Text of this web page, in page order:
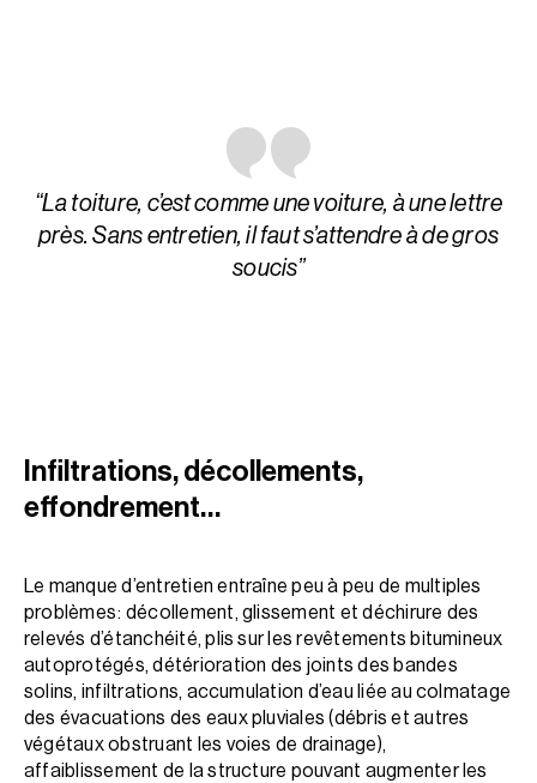
“La toiture, c’est comme une voiture, à une lettre
près. Sans entretien, il faut s’attendre à de gros
soucis”
Infiltrations, décollements,
effondrement…
Le manque d’entretien entraîne peu à peu de multiples
problèmes : décollement, glissement et déchirure des
relevés d’étanchéité, plis sur les revêtements bitumineux
autoprotégés, détérioration des joints des bandes
solins, infiltrations, accumulation d’eau liée au colmatage
des évacuations des eaux pluviales (débris et autres
végétaux obstruant les voies de drainage),
affaiblissement de la structure pouvant augmenter les